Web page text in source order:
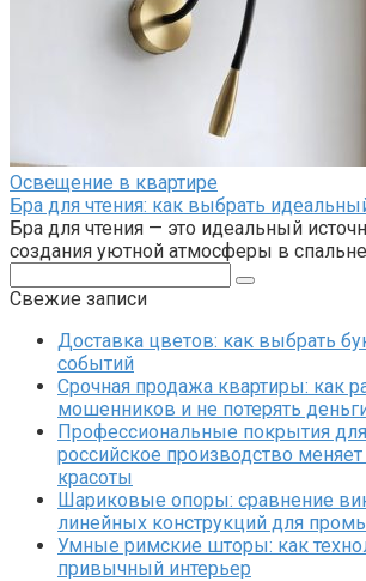
Освещение в квартире
Бра для чтения: как выбрать
Бра для чтения — это идеальный
создания уютной атмосферы в спальне
Свежие записи
Доставка цветов: как выбрать
событий
Срочная продажа квартиры: как
мошенников и не потерять
Профессиональные покрытия
российское производство
красоты
Шариковые опоры: сравнение
линейных конструкций для
Умные римские шторы: как
привычный интерьер